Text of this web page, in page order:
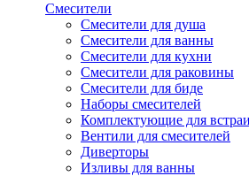
Смесители
Смесители для душа
Смесители для ванны
Смесители для кухни
Смесители для раковины
Смесители для биде
Наборы смесителей
Комплектующие для
Вентили для смесителей
Диверторы
Изливы для ванны